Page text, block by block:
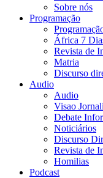
Sobre nós
Programação
África 7
Revista de
Matria
Discurso
Audio
Audio
Visao
Debate
Noticiários
Discurso
Revista de
Homilias
Podcast